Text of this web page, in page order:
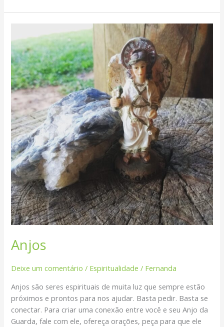
Anjos
Deixe um comentário / Espiritualidade / Fernanda
Anjos são seres espirituais de muita luz que sempre estão
próximos e prontos para nos ajudar. Basta pedir. Basta se
conectar. Para criar uma conexão entre você e seu Anjo da
Guarda, fale com ele, ofereça orações, peça para que ele